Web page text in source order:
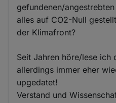
gefundenen/
alles auf CO2-Null
der Klimafront?
Seit Jahren höre/lese ich
allerdings immer eher
upgedatet!
Verstand und